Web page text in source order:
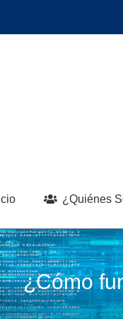
¿Quiénes
¿Cómo